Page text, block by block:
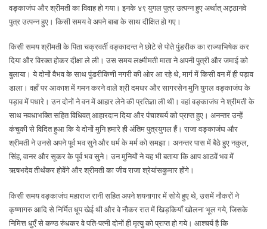
वङ्काजंघ और श्रीमती का विवाह हो गया। इनके ४९ युगल पुत्र उत्पन्न हुए अर्थात् अट्ठानवे
पुत्र उत्पन्न हुए। किसी समय वे अपने बाबा के साथ दीक्षित हो गए।
किसी समय श्रीमती के पिता चक्रवर्ती वङ्कादन्त ने छोटे से पोते पुंडरीक का राज्याभिषेक कर
दिया और विरक्त होकर दीक्षा ले ली। उस समय लक्ष्मीमती माता ने अपनी पुत्री और जमाई को
बुलाया। ये दोनों वैभव के साथ पुंडरीकिणी नगरी की ओर आ रहे थे, मार्ग में किसी वन में ही पड़ाव
डाला। वहाँ पर आकाश में गमन करने वाले श्री दमधर और सागरसेन मुनि युगल वङ्काजंघ के
पड़ाव में पधारे। उन दोनों ने वन में आहार लेने की प्रतिज्ञा ली थी। वहां वङ्काजंघ ने श्रीमती के
साथ नवधाभक्ति सहित विधिवत् आहारदान दिया और पंचाश्चर्य को प्राप्त हुए। अनन्तर उन्हें
कंचुकी से विदित हुआ कि ये दोनों मुनि हमारे ही अंतिम पुत्रयुगल हैं। राजा वङ्काजंघ और
श्रीमती ने उनसे अपने पूर्व भव सुने और धर्म के मर्म को समझा। अनन्तर पास में बैठे हुए नकुल,
सिंह, वानर और सूकर के पूर्व भव सुने। उन मुनियों ने यह भी बताया कि आप आठवें भव में
ऋषभदेव तीर्थंकर होवेंगे और श्रीमती का जीव राजा श्रेयांसकुमार होंगे।
किसी समय वङ्काजंघ महाराज रानी सहित अपने शयनागार में सोये हुए थे, उसमें नौकरों ने
कृष्णागरु आदि से निर्मित धूप खेई थी और वे नौकर रात में खिड़कियाँ खोलना भूल गये, जिसके
निमित्त धुएँ से कण्ठ रुंधकर वे पति-पत्नी दोनों ही मृत्यु को प्राप्त हो गये। आश्चर्य है कि